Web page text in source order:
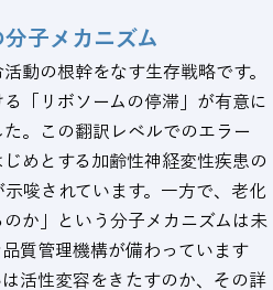
子メカニズム
動の根幹をなす生存戦略です。
「リボソームの停滞」が有意に
。この翻訳レベルでのエラー
めとする加齢性神経変性疾患の
唆されています。一方で、老化
か」という分子メカニズムは未
質管理機構が備わっています
活性変容をきたすのか、その詳